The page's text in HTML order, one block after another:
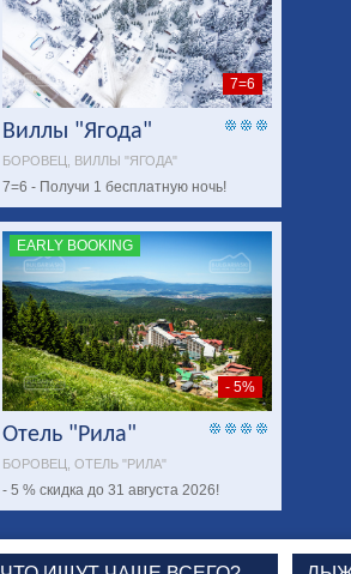
7=6
Виллы "Ягода"
БОРОВЕЦ, ВИЛЛЫ "ЯГОДА"
7=6 - Получи 1 бесплатную ночь!
EARLY BOOKING
- 5%
Отель "Рила"
БОРОВЕЦ, ОТЕЛЬ "РИЛА"
- 5 % скидка до 31 августа 2026!